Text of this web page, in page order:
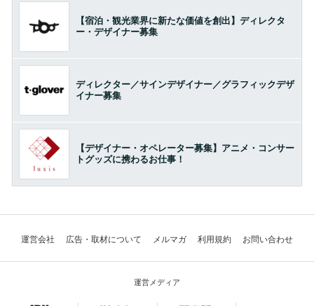
【宿泊・観光業界に新たな価値を創出】ディレクタ
ー・デザイナー募集
ディレクター／サインデザイナー／グラフィックデザ
イナー募集
【デザイナー・オペレーター募集】アニメ・コンサー
トグッズに携わるお仕事！
運営会社 広告・取材について メルマガ 利用規約 お問い合わせ
運営メディア